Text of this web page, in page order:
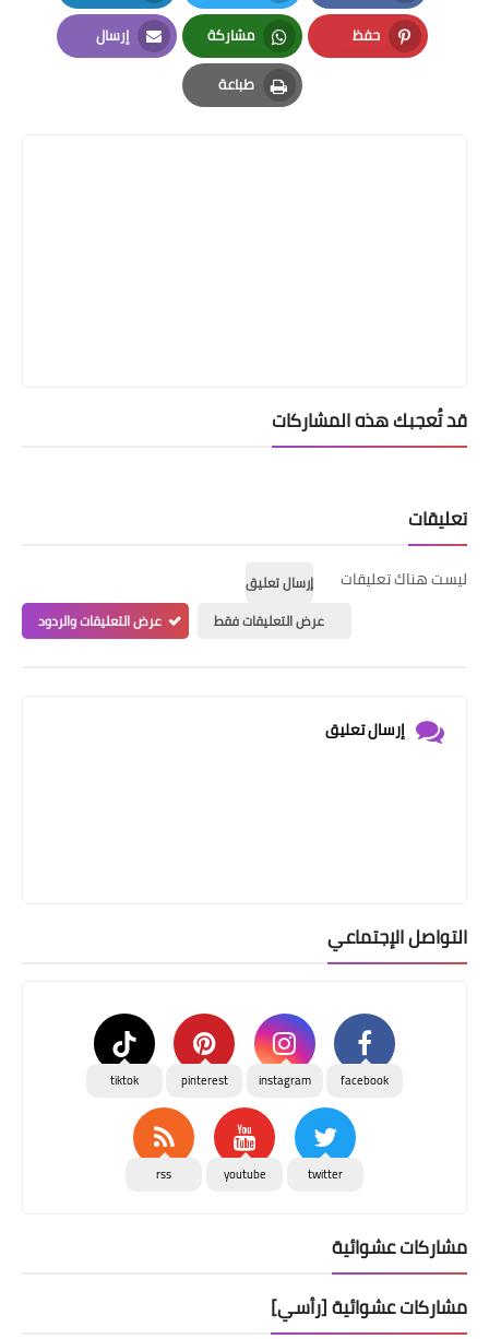
Facebook
Twitter
LinkedIn
حفظ
Pinterest
مشاركة
Whatsapp
إرسال
Email
طباعة
Print
قد تُعجبك هذه المشاركات
تعليقات
ليست هناك تعليقات
إرسال تعليق
عرض التعليقات فقط
عرض التعليقات والردود
إرسال تعليق
التواصل الإجتماعي
facebook
instagram
pinterest
tiktok
twitter
youtube
rss
مشاركات عشوائية
مشاركات عشوائية [رأسي]